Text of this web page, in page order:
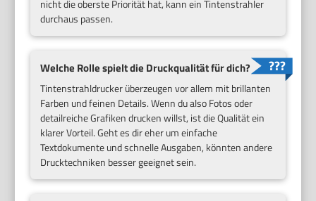
nicht die oberste Priorität hat, kann ein Tintenstrahler
durchaus passen.
Welche Rolle spielt die Druckqualität für dich?
Tintenstrahldrucker überzeugen vor allem mit brillanten
Farben und feinen Details. Wenn du also Fotos oder
detailreiche Grafiken drucken willst, ist die Qualität ein
klarer Vorteil. Geht es dir eher um einfache
Textdokumente und schnelle Ausgaben, könnten andere
Drucktechniken besser geeignet sein.